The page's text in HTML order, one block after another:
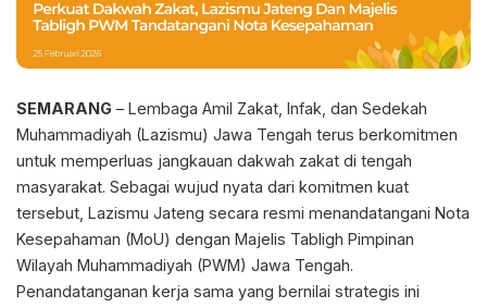
SEMARANG – Lembaga Amil Zakat, Infak, dan Sedekah
Muhammadiyah (Lazismu) Jawa Tengah terus berkomitmen
untuk memperluas jangkauan dakwah zakat di tengah
masyarakat. Sebagai wujud nyata dari komitmen kuat
tersebut, Lazismu Jateng secara resmi menandatangani Nota
Kesepahaman (MoU) dengan Majelis Tabligh Pimpinan
Wilayah Muhammadiyah (PWM) Jawa Tengah.
Penandatanganan kerja sama yang bernilai strategis ini